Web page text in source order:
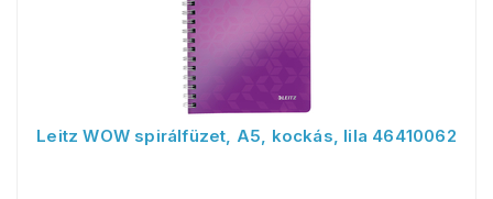
Leitz WOW spirálfüzet, A5, kockás, lila 46410062